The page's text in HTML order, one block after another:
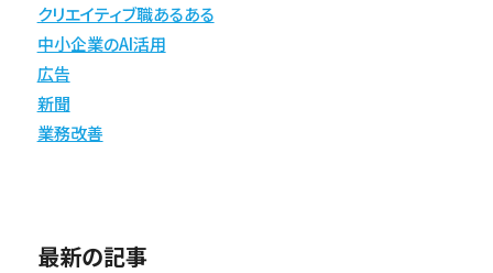
クリエイティブ職あるある
中小企業のAI活用
広告
新聞
業務改善
最新の記事